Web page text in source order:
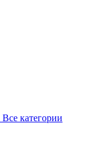
Все категории